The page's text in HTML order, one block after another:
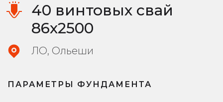
40 винтовых свай
86х2500
ЛО, Ольеши
ПАРАМЕТРЫ ФУНДАМЕНТА